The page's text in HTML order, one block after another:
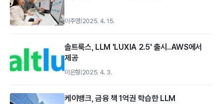
이주영 2025. 4. 15.
솔트룩스, LLM 'LUXIA 2.5' 출시..AWS에서
제공
이은형 2025. 4. 3.
케이뱅크, 금융 책 1억권 학습한 LLM